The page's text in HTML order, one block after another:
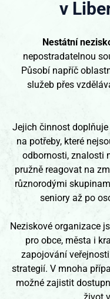
v
Nestátní
nepostradatelnou
Působí napříč
služeb přes
Jejich činnost
na potřeby, které
odbornosti, znalosti
pružně reagovat na
různorodými
seniory až po
Neziskové organizace
pro obce, města i
zapojování
strategií. V mnoha
možné zajistit